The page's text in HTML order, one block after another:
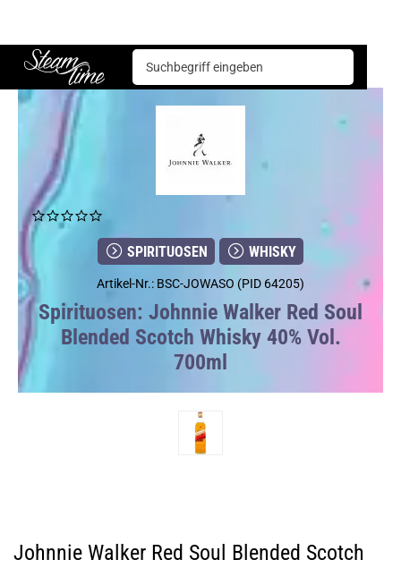
Steam time
Spirituosen Whisky Johnnie Walker Red Soul Blended Scotch Whisky 40% Vol. 700ml
SPIRITUOSEN WHISKY
Artikel-Nr.: BSC-JOWASO (PID 64205)
Spirituosen: Johnnie Walker Red Soul
Blended Scotch Whisky 40% Vol.
700ml
Johnnie Walker Red Soul Blended Scotch